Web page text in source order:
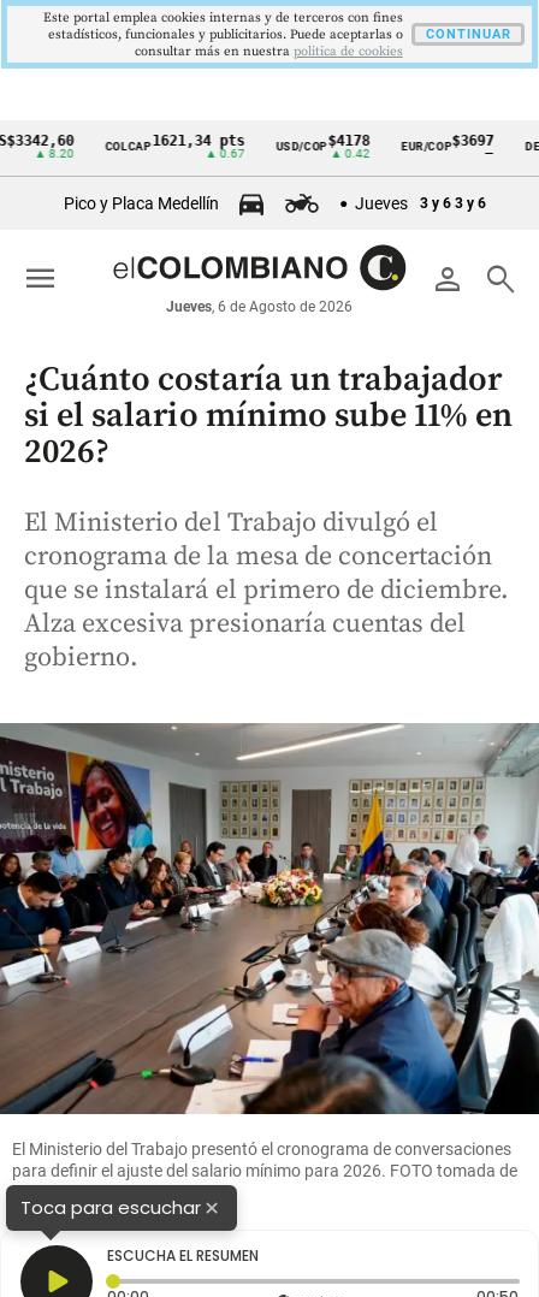
Cintillo
económicos
Colombia
COLCAP1621,34 pts USD/COP$4178
▲ 0.42
EUR/COP$3697
—
Pico y Placa Medellín Jueves 3 y 6 3 y 6
person search
Jueves, 6 de Agosto de 2026
menu
¿Cuánto costaría un trabajador
si el salario mínimo sube 11% en
2026?
El Ministerio del Trabajo divulgó el
cronograma de la mesa de concertación
que se instalará el primero de diciembre.
Alza excesiva presionaría cuentas del
gobierno.
El Ministerio del Trabajo presentó el cronograma de conversaciones
para definir el ajuste del salario mínimo para 2026. FOTO tomada de
X
Toca para escuchar×
ESCUCHA EL RESUMEN
Este portal emplea cookies internas y de terceros con fines
estadísticos, funcionales y publicitarios. Puede aceptarlas o
consultar más en nuestra politica de cookies
CONTINUAR